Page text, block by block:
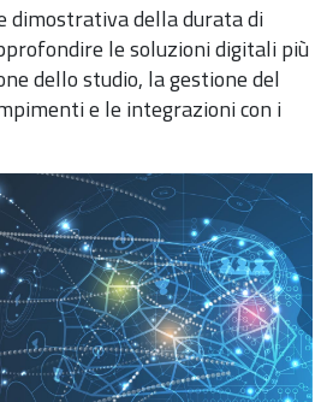
dimostrativa della durata di
le soluzioni digitali più
dello studio, la gestione del
e le integrazioni con i